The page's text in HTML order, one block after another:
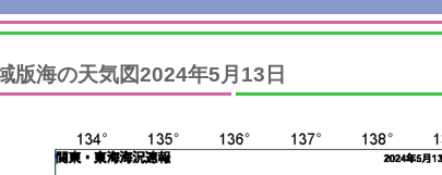
版海の天気図2024年5月13日